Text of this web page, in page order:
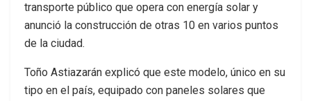
transporte público que opera con energía solar y
anunció la construcción de otras 10 en varios puntos
de la ciudad.
Toño Astiazarán explicó que este modelo, único en su
tipo en el país, equipado con paneles solares que